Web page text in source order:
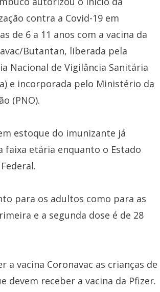
contra a Covid-19 em
de 6 a 11 anos com a vacina da
Butantan, liberada pela
Nacional de Vigilância Sanitária
e incorporada pelo Ministério da
(PNO).
estoque do imunizante já
faixa etária enquanto o Estado
para os adultos como para as
e a segunda dose é de 28
a vacina Coronavac as crianças de
devem receber a vacina da Pfizer.